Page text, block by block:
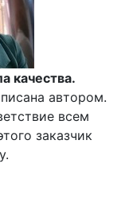
качества.
автором.
всем
заказчик